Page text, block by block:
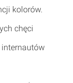
kolorów.
chęci
internautów